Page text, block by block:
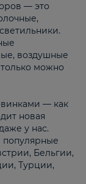
— это
воздушные
можно
— как
новая
у нас.
Бельгии,
Турции,